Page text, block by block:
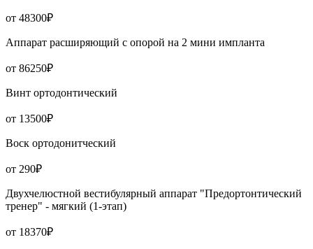
от 48300₽
Аппарат расширяющий с опорой на 2 мини импланта
от 86250₽
Винт ортодонтический
от 13500₽
Воск ортодонитческий
от 290₽
Двухчелюстной вестибулярный аппарат "Предортонтический
тренер" - мягкий (1-этап)
от 18370₽